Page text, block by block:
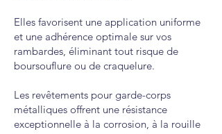
contre les intempéries, notamment les
rayons UV, la pluie et le vent. Elle peut
également contenir des additifs
antimousse, moisissure et champignons,
insectes, afin de prolonger la durée de vie
du bâti.
Elles favorisent une application uniforme
et une adhérence optimale sur vos
rambardes, éliminant tout risque de
boursouflure ou de craquelure.
Les revêtements pour garde-corps
métalliques offrent une résistance
exceptionnelle à la corrosion, à la rouille